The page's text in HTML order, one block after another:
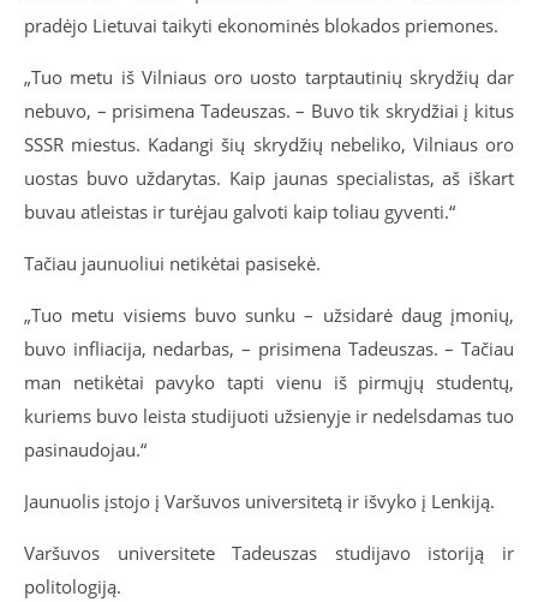
pradėjo Lietuvai taikyti ekonominės blokados priemones.
„Tuo metu iš Vilniaus oro uosto tarptautinių skrydžių dar
nebuvo, – prisimena Tadeuszas. – Buvo tik skrydžiai į kitus
SSSR miestus. Kadangi šių skrydžių nebeliko, Vilniaus oro
uostas buvo uždarytas. Kaip jaunas specialistas, aš iškart
buvau atleistas ir turėjau galvoti kaip toliau gyventi.“
Tačiau jaunuoliui netikėtai pasisekė.
„Tuo metu visiems buvo sunku – užsidarė daug įmonių,
buvo infliacija, nedarbas, – prisimena Tadeuszas. – Tačiau
man netikėtai pavyko tapti vienu iš pirmųjų studentų,
kuriems buvo leista studijuoti užsienyje ir nedelsdamas tuo
pasinaudojau.“
Jaunuolis įstojo į Varšuvos universitetą ir išvyko į Lenkiją.
Varšuvos universitete Tadeuszas studijavo istoriją ir
politologiją.